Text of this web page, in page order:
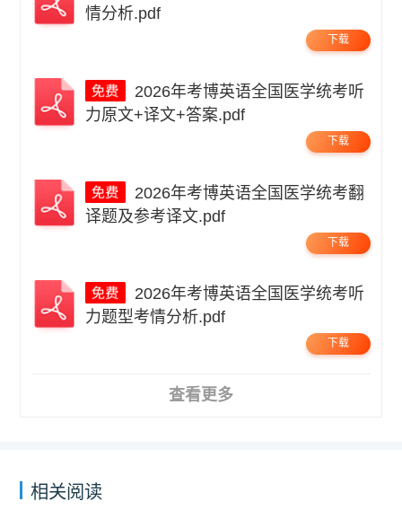
情分析.pdf
下载
力原文+译文+答案.pdf
下载
译题及参考译文.pdf
下载
力题型考情分析.pdf
下载
查看更多
相关阅读